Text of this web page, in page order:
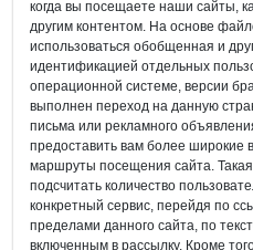
когда вы посещаете наши сайты,
другим контентом. На основе
использоваться обобщенная и
идентификацией отдельных
операционной системе, версии
выполнен переход на данную
письма или рекламного
предоставить вам более широкие
маршруты посещения сайта.
подсчитать количество
конкретный сервис, перейдя по
пределами данного сайта, по
включенным в рассылку. Кроме